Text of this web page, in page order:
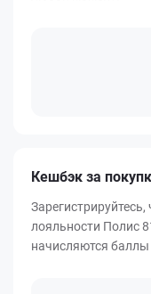
Кешбэк за
лояльности Полис
начисляются баллы